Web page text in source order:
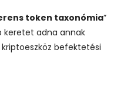
token taxonómia”
keretet adna annak
befektetési